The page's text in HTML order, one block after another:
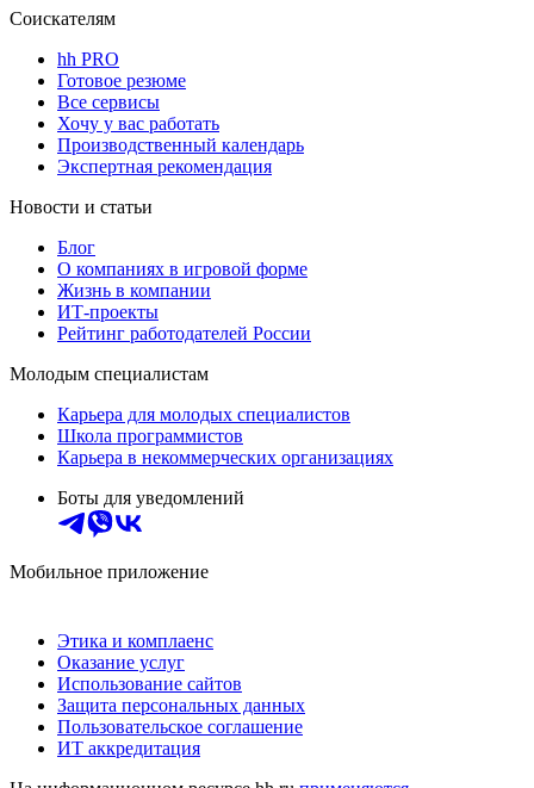
Соискателям
hh PRO
Готовое резюме
Все сервисы
Хочу у вас работать
Производственный календарь
Экспертная рекомендация
Новости и статьи
Блог
О компаниях в игровой форме
Жизнь в компании
ИТ-проекты
Рейтинг работодателей России
Молодым специалистам
Карьера для молодых специалистов
Школа программистов
Карьера в некоммерческих организациях
Боты для уведомлений
Мобильное приложение
Этика и комплаенс
Оказание услуг
Использование сайтов
Защита персональных данных
Пользовательское соглашение
ИТ аккредитация